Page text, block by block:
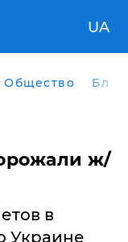
UA
Общество
ж/
в
Украине